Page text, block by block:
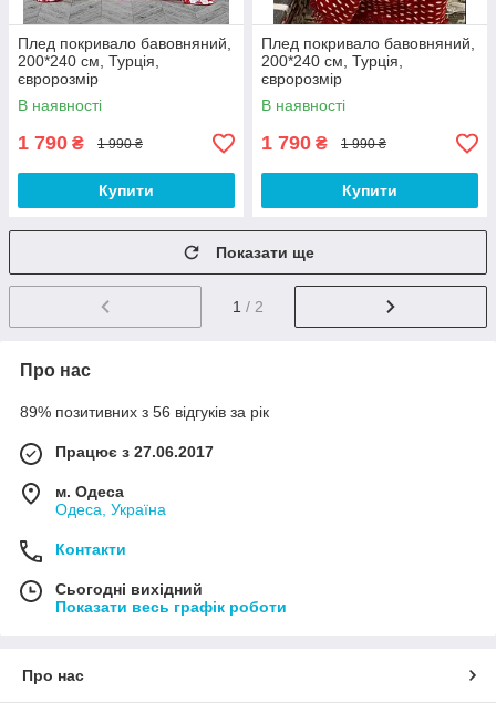
Плед покривало бавовняний,
200*240 см, Турція,
євророзмір
В наявності
1 790 ₴ 1 990 ₴
Купити
Плед покривало бавовняний,
200*240 см, Турція,
євророзмір
В наявності
1 790 ₴ 1 990 ₴
Купити
Показати ще
1 / 2
Про нас
89% позитивних з 56 відгуків за рік
Працює з 27.06.2017
м. Одеса
Одеса, Україна
Контакти
Сьогодні вихідний
Показати весь графік роботи
Про нас